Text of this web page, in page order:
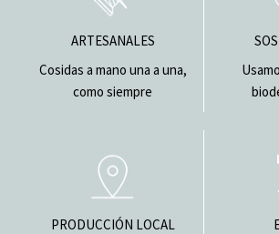
ARTESANALES
Cosidas a mano una a una,
como siempre
PRODUCCIÓN LOCAL